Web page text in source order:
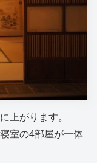
上がります。
室の4部屋が一体